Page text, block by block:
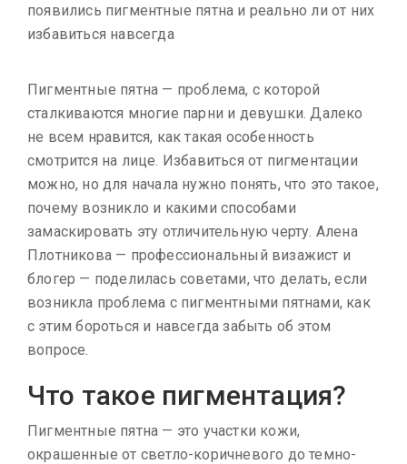
появились пигментные пятна и реально ли от них
избавиться навсегда
Пигментные пятна — проблема, с которой
сталкиваются многие парни и девушки. Далеко
не всем нравится, как такая особенность
смотрится на лице. Избавиться от пигментации
можно, но для начала нужно понять, что это такое,
почему возникло и какими способами
замаскировать эту отличительную черту. Алена
Плотникова — профессиональный визажист и
блогер — поделилась советами, что делать, если
возникла проблема с пигментными пятнами, как
с этим бороться и навсегда забыть об этом
вопросе.
Что такое пигментация?
Пигментные пятна — это участки кожи,
окрашенные от светло-коричневого до темно-